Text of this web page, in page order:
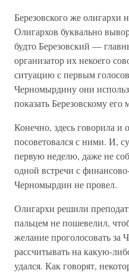
Березовского же олигархи
Олигархов буквально
будто Березовский —
организатор их некоего
ситуацию с первым
Черномырдину они
показать Березовскому его
Конечно, здесь говорила
посоветовался с ними. И,
первую неделю, даже не
одной встречи с
Черномырдин не провел.
Олигархи решили
пальцем не пошевелил,
желание проголосовать за
рассчитывать на какую-
удался. Как говорят,